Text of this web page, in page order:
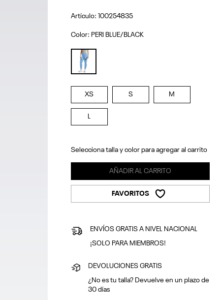
Artículo: 100254835
Color: PERI BLUE/BLACK
XS S M
L
Selecciona talla y color para agregar al carrito
AÑADIR AL CARRITO
FAVORITOS
ENVÍOS GRATIS A NIVEL NACIONAL
¡SOLO PARA MIEMBROS!
DEVOLUCIONES GRATIS
¿No es tu talla? Devuelve en un plazo de
30 días